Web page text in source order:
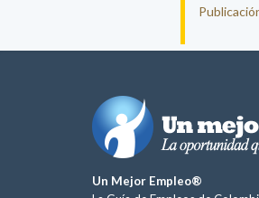
Un Mejor Empleo®